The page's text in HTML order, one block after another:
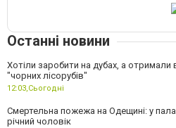
Останні новини
Хотіли заробити на дубах, а
"чорних лісорубів"
12:03,Сьогодні
Смертельна пожежа на Одещині: у
річний чоловік